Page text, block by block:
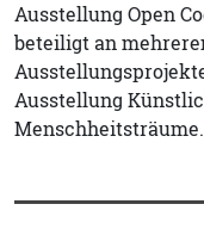
Ausstellung Open
beteiligt an
Ausstellung
Menschheitsträume.